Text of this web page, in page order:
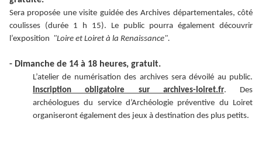
Sera proposée une visite guidée des Archives départementales, côté
coulisses (durée 1 h 15). Le public pourra également découvrir
l’exposition "Loire et Loiret à la Renaissance".
- Dimanche de 14 à 18 heures, gratuit.
L’atelier de numérisation des archives sera dévoilé au public.
Inscription obligatoire sur archives-loiret.fr. Des
archéologues du service d’Archéologie préventive du Loiret
organiseront également des jeux à destination des plus petits.